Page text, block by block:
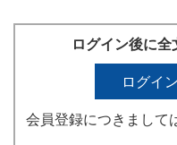
ログイン後に全
ログイ
会員登録につきまして